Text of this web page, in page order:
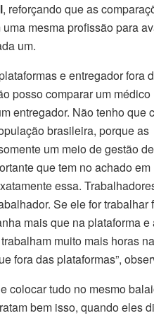
, reforçando que as
mesma profissão para
um.
e entregador fora
posso comparar um médico
entregador. Não tenho que
brasileira, porque as
um meio de gestão
que tem no achado
essa.
Se ele for trabalhar
mais que na plataforma e
muito mais horas
fora das plataformas”,
colocar tudo no mesmo
bem isso, quando eles